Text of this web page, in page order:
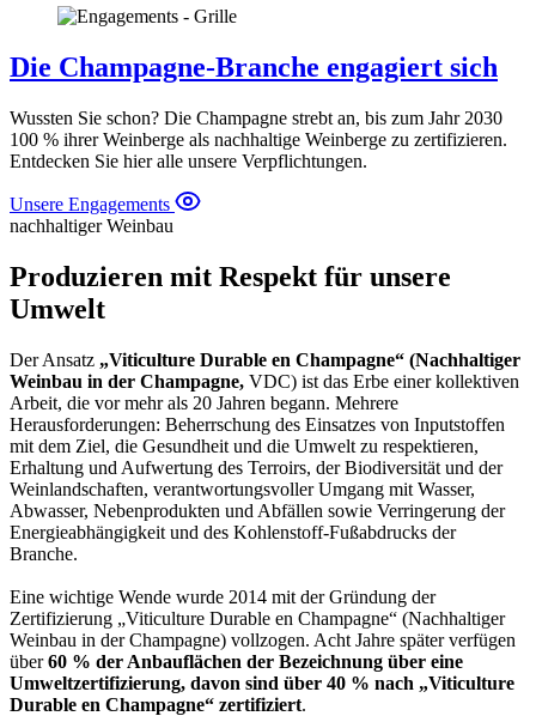
Die Champagne-Branche engagiert sich
Wussten Sie schon? Die Champagne strebt an, bis zum Jahr 2030
100 % ihrer Weinberge als nachhaltige Weinberge zu zertifizieren.
Entdecken Sie hier alle unsere Verpflichtungen.
Unsere Engagements
nachhaltiger Weinbau
Produzieren mit Respekt für unsere
Umwelt
Der Ansatz „Viticulture Durable en Champagne“ (Nachhaltiger
Weinbau in der Champagne, VDC) ist das Erbe einer kollektiven
Arbeit, die vor mehr als 20 Jahren begann. Mehrere
Herausforderungen: Beherrschung des Einsatzes von Inputstoffen
mit dem Ziel, die Gesundheit und die Umwelt zu respektieren,
Erhaltung und Aufwertung des Terroirs, der Biodiversität und der
Weinlandschaften, verantwortungsvoller Umgang mit Wasser,
Abwasser, Nebenprodukten und Abfällen sowie Verringerung der
Energieabhängigkeit und des Kohlenstoff-Fußabdrucks der
Branche.
Eine wichtige Wende wurde 2014 mit der Gründung der
Zertifizierung „Viticulture Durable en Champagne“ (Nachhaltiger
Weinbau in der Champagne) vollzogen. Acht Jahre später verfügen
über60 % der Anbauflächen der Bezeichnung über eine
Umweltzertifizierung, davon sind über 40 % nach „Viticulture
Durable en Champagne“ zertifiziert.